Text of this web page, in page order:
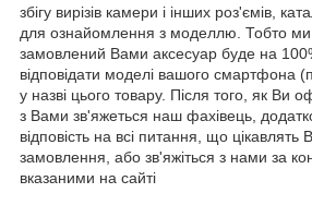
збігу вирізів камери і інших роз'ємів,
для ознайомлення з моделлю. Тобто
замовлений Вами аксесуар буде на
відповідати моделі вашого смартфона
у назві цього товару. Після того, як Ви
з Вами зв'яжеться наш фахівець,
відповість на всі питання, що
замовлення, або зв'яжіться з нами за
вказаними на сайті